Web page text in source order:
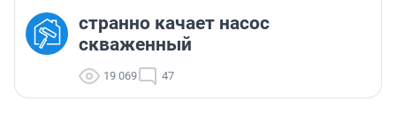
странно качает насос
скваженный
19 069 47